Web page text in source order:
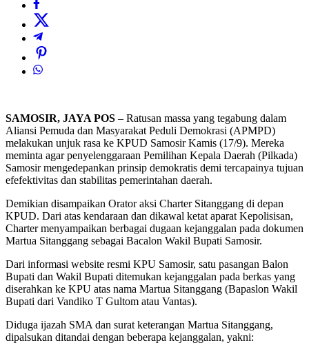
SAMOSIR, JAYA POS – Ratusan massa yang tegabung dalam
Aliansi Pemuda dan Masyarakat Peduli Demokrasi (APMPD)
melakukan unjuk rasa ke KPUD Samosir Kamis (17/9). Mereka
meminta agar penyelenggaraan Pemilihan Kepala Daerah (Pilkada)
Samosir mengedepankan prinsip demokratis demi tercapainya tujuan
efefektivitas dan stabilitas pemerintahan daerah.
Demikian disampaikan Orator aksi Charter Sitanggang di depan
KPUD. Dari atas kendaraan dan dikawal ketat aparat Kepolisisan,
Charter menyampaikan berbagai dugaan kejanggalan pada dokumen
Martua Sitanggang sebagai Bacalon Wakil Bupati Samosir.
Dari informasi website resmi KPU Samosir, satu pasangan Balon
Bupati dan Wakil Bupati ditemukan kejanggalan pada berkas yang
diserahkan ke KPU atas nama Martua Sitanggang (Bapaslon Wakil
Bupati dari Vandiko T Gultom atau Vantas).
Diduga ijazah SMA dan surat keterangan Martua Sitanggang,
dipalsukan ditandai dengan beberapa kejanggalan, yakni: